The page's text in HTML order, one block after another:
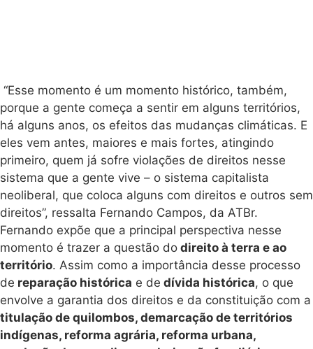
“Esse momento é um momento histórico, também,
porque a gente começa a sentir em alguns territórios,
há alguns anos, os efeitos das mudanças climáticas. E
eles vem antes, maiores e mais fortes, atingindo
primeiro, quem já sofre violações de direitos nesse
sistema que a gente vive – o sistema capitalista
neoliberal, que coloca alguns com direitos e outros sem
direitos”, ressalta Fernando Campos, da ATBr.
Fernando expõe que a principal perspectiva nesse
momento é trazer a questão do direito à terra e ao
território. Assim como a importância desse processo
de reparação histórica e de dívida histórica, o que
envolve a garantia dos direitos e da constituição com a
titulação de quilombos, demarcação de territórios
indígenas, reforma agrária, reforma urbana,